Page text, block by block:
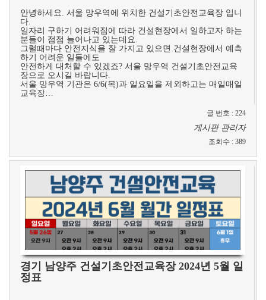
​안녕하세요. 서울 망우역에 위치한 건설기초안전교육장 입니
다.
일자리 구하기 어려워짐에 따라 건설현장에서 일하고자 하는
분들이 점점 늘어나고 있는데요.
그럴때마다 안전지식을 잘 가지고 있으면 건설현장에서 예측
하기 어려운 일들에도
안전하게 대처할 수 있겠죠? 서울 망우역 건설기초안전교육
장으로 오시길 바랍니다.
서울 망우역 기관은 6/6(목)과 일요일을 제외하고는 매일매일
교육장…
글 번호 : 224
게시판 관리자
조회수 : 389
경기 남양주 건설기초안전교육장 2024년 5월 일
정표